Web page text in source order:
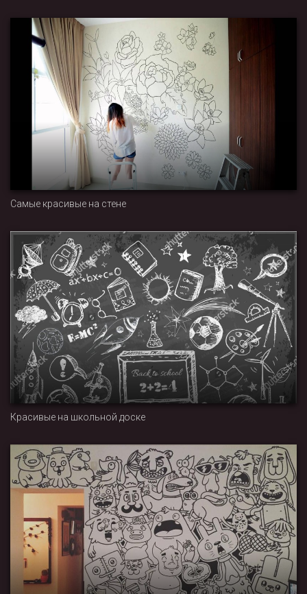
Самые красивые на стене
Красивые на школьной доске